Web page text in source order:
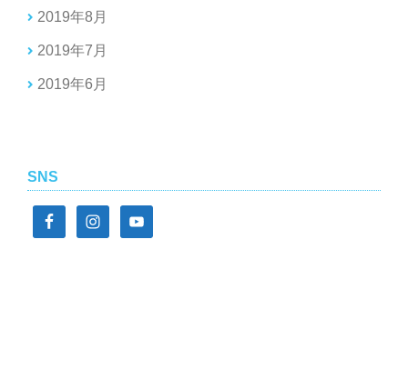
2019年8月
2019年7月
2019年6月
SNS